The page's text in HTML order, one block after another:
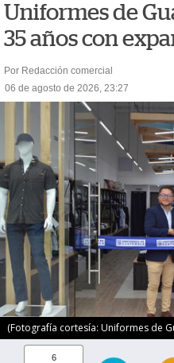
Uniformes de
35 años con
Por Redacción comercial
06 de agosto de 2026, 23:27
(Fotografía cortesía: Uniformes de
6